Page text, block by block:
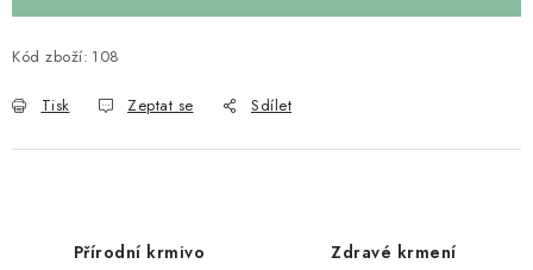
Kód zboží: 108
Tisk Zeptat se Sdílet
Přírodní krmivo Zdravé krmení